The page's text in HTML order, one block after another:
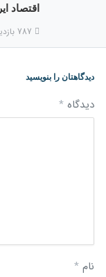
اقتصاد
دیدگاهتان را بنویسید
دیدگاه*
نام*